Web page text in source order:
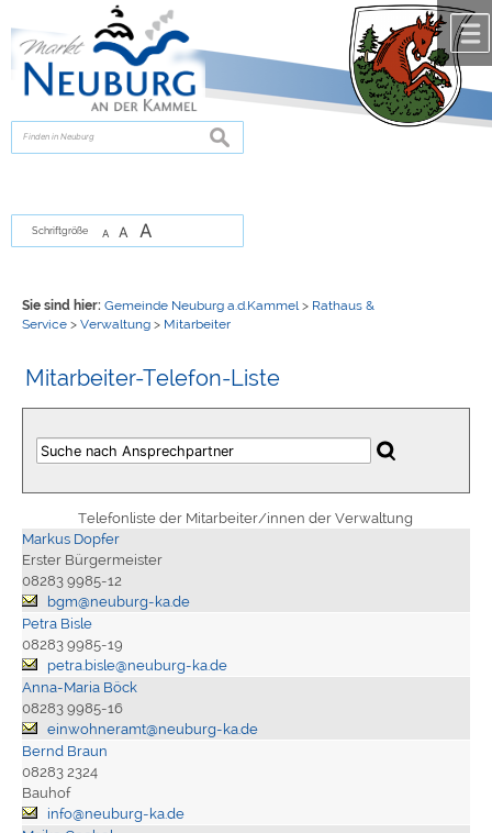
zur Navigationoder
springen.
suchen
Schriftgröße A A A
Sie sind hier: Gemeinde Neuburg a.d.Kammel > Rathaus &
Service> Verwaltung> Mitarbeiter
Mitarbeiter-Telefon-Liste
Telefonliste der Mitarbeiter/innen der Verwaltung
Markus Dopfer
Erster Bürgermeister
08283 9985-12
bgm@neuburg-ka.de
Petra Bisle
08283 9985-19
petra.bisle@neuburg-ka.de
Anna-Maria Böck
08283 9985-16
einwohneramt@neuburg-ka.de
Bernd Braun
08283 2324
Bauhof
info@neuburg-ka.de